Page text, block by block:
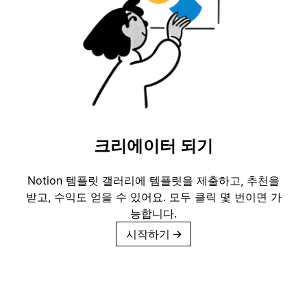
크리에이터 되기
Notion 템플릿 갤러리에 템플릿을 제출하고, 추천을
받고, 수익도 얻을 수 있어요. 모두 클릭 몇 번이면 가
능합니다.
시작하기 →